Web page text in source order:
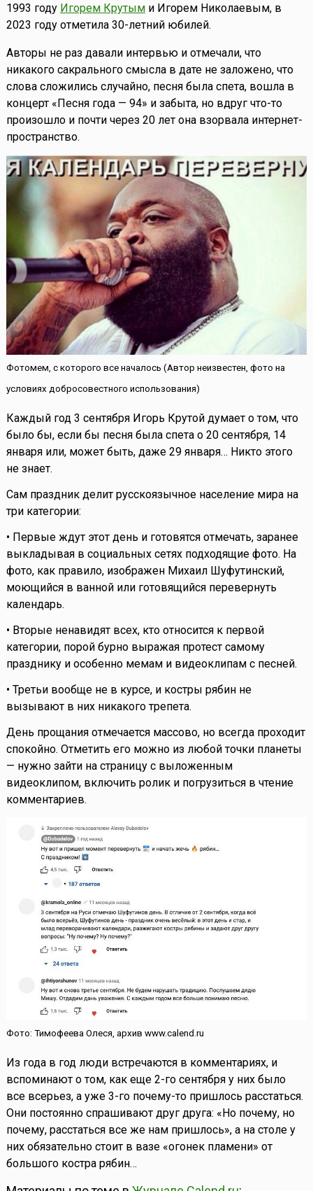
1993 году Игорем Крутыми Игорем Николаевым, в
2023 году отметила 30-летний юбилей.
Авторы не раз давали интервью и отмечали, что
никакого сакрального смысла в дате не заложено, что
слова сложились случайно, песня была спета, вошла в
концерт «Песня года — 94» и забыта, но вдруг что-то
произошло и почти через 20 лет она взорвала интернет-
пространство.
Фотомем, с которого все началось (Автор неизвестен, фото на
условиях добросовестного использования)
Каждый год 3 сентября Игорь Крутой думает о том, что
было бы, если бы песня была спета о 20 сентября, 14
января или, может быть, даже 29 января… Никто этого
не знает.
Сам праздник делит русскоязычное население мира на
три категории:
• Первые ждут этот день и готовятся отмечать, заранее
выкладывая в социальных сетях подходящие фото. На
фото, как правило, изображен Михаил Шуфутинский,
моющийся в ванной или готовящийся перевернуть
календарь.
• Вторые ненавидят всех, кто относится к первой
категории, порой бурно выражая протест самому
празднику и особенно мемам и видеоклипам с песней.
• Третьи вообще не в курсе, и костры рябин не
вызывают в них никакого трепета.
День прощания отмечается массово, но всегда проходит
спокойно. Отметить его можно из любой точки планеты
— нужно зайти на страницу с выложенным
видеоклипом, включить ролик и погрузиться в чтение
комментариев.
Фото: Тимофеева Олеся, архив www.calend.ru
Из года в год люди встречаются в комментариях, и
вспоминают о том, как еще 2-го сентября у них было
все всерьез, а уже 3-го почему-то пришлось расстаться.
Они постоянно спрашивают друг друга: «Но почему, но
почему, расстаться все же нам пришлось», а на столе у
них обязательно стоит в вазе «огонек пламени» от
большого костра рябин…